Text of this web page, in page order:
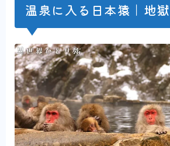
温泉に入る日本猿｜地